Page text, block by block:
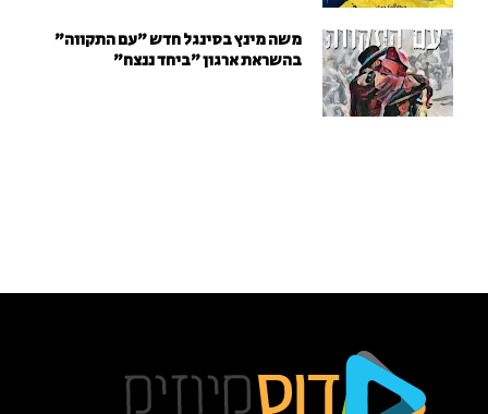
משה מינץ בסינגל חדש ״עם התקווה״
בהשראת ארגון "ביחד ננצח"